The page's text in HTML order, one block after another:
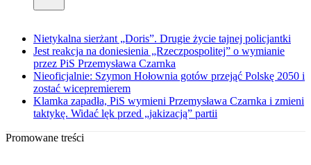
Nietykalna sierżant „Doris”. Drugie życie tajnej policjantki
Jest reakcja na doniesienia „Rzeczpospolitej” o wymianie
przez PiS Przemysława Czarnka
Nieoficjalnie: Szymon Hołownia gotów przejąć Polskę 2050 i
zostać wicepremierem
Klamka zapadła, PiS wymieni Przemysława Czarnka i zmieni
taktykę. Widać lęk przed „jakizacją” partii
Promowane treści